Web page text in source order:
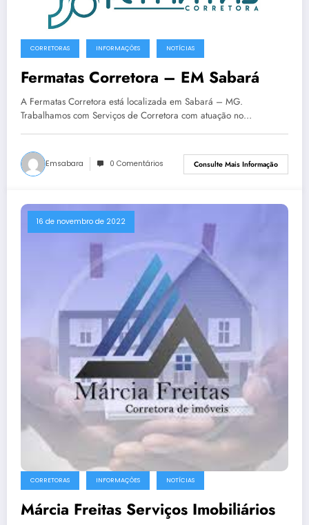
CORRETORAS INFORMAÇÕES NOTÍCIAS
Fermatas Corretora – EM Sabará
A Fermatas Corretora está localizada em Sabará – MG.
Trabalhamos com Serviços de Corretora com atuação no…
Emsabara 0 Comentários Consulte Mais Informação
16 de novembro de 2022
CORRETORAS INFORMAÇÕES NOTÍCIAS
Márcia Freitas Serviços Imobiliários